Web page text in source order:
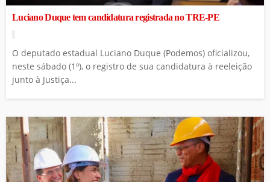
Luciano Duque tem candidatura registrada no TRE-PE
O deputado estadual Luciano Duque (Podemos) oficializou,
neste sábado (1º), o registro de sua candidatura à reeleição
junto à Justiça...